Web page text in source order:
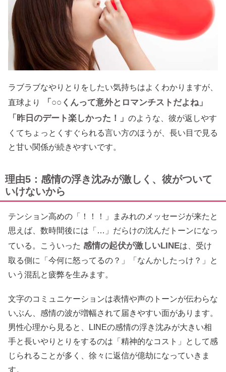
ラブラブなやりとりをしたい気持ちはよくわかりますが、
直球より
「○○くんって意外とロマンチストだよね」
「昨日のデート楽しかった！」 のような、彼が返しやす
くてちょっとくすぐられる言い方のほうが、長い目で見る
と甘い関係が続きやすいです。
理由5：感情の浮き沈みが激しく、彼がついて
いけないから
テンション高めの「！！！」まみれのメッセージが来たと
思えば、数時間後には「…」だらけの沈んだトーンになっ
ている。こういった 感情の起伏が激しいLINEは、受け
取る側に「今何に怒ってるの？」「なんかしたっけ？」と
いう混乱と疲弊を生みます。
文字のコミュニケーションは表情や声のトーンが伝わらな
いぶん、感情の波が増幅されて届きやすい面があります。
男性心理から見ると、LINEの感情の浮き沈みが大きい相
手と長いやりとりをするのは「精神的なコスト」として感
じられることが多く、徐々に返信が億劫になっていきま
す。